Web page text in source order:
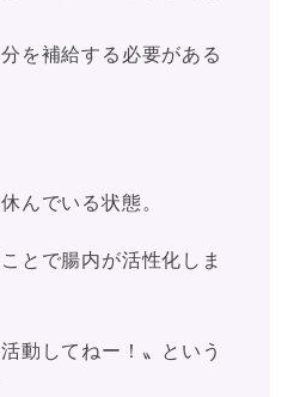
を補給する必要がある
んでいる状態。
とで腸内が活性化しま
動してねー！〟という